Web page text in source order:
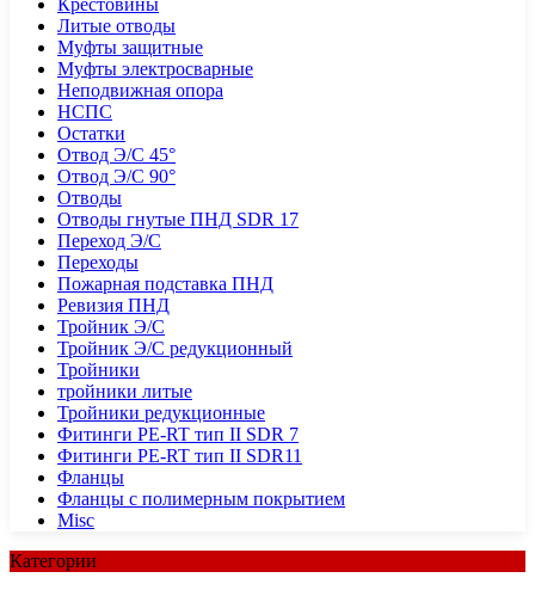
Крестовины
Литые отводы
Муфты защитные
Муфты электросварные
Неподвижная опора
НСПС
Остатки
Отвод Э/С 45°
Отвод Э/С 90°
Отводы
Отводы гнутые ПНД SDR 17
Переход Э/С
Переходы
Пожарная подставка ПНД
Ревизия ПНД
Тройник Э/С
Тройник Э/С редукционный
Тройники
тройники литые
Тройники редукционные
Фитинги PE-RT тип II SDR 7
Фитинги PE-RT тип II SDR11
Фланцы
Фланцы с полимерным покрытием
Misc
Категории